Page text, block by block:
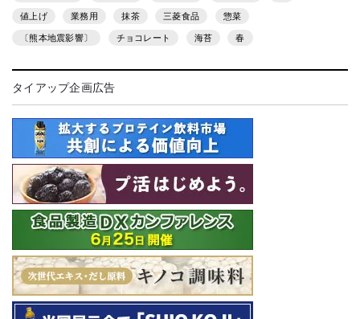
値上げ 業務用 抹茶 三菱食品 惣菜
〔熊本地震影響〕 チョコレート 海苔 春
タイアップ企画広告